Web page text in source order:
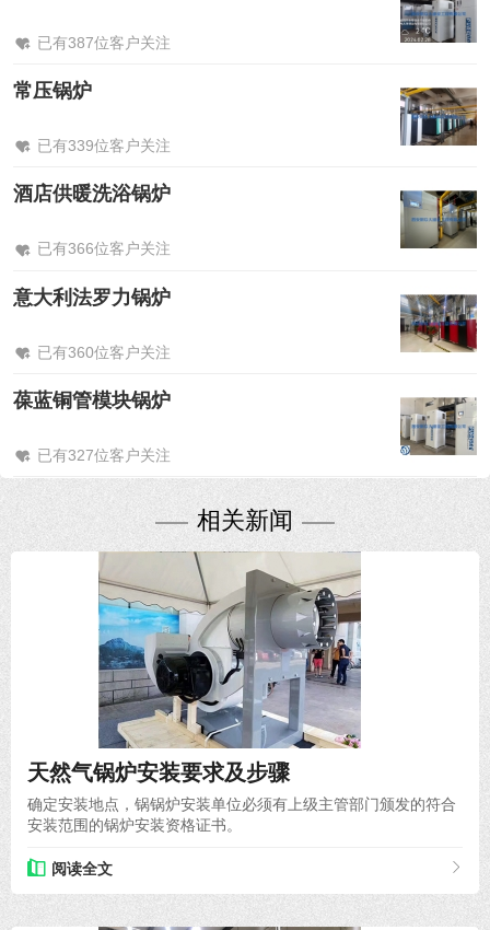
已有387位客户关注
常压锅炉
已有339位客户关注
酒店供暖洗浴锅炉
已有366位客户关注
意大利法罗力锅炉
已有360位客户关注
葆蓝铜管模块锅炉
已有327位客户关注
相关新闻
天然气锅炉安装要求及步骤
确定安装地点，锅锅炉安装单位必须有上级主管部门颁发的符合
安装范围的锅炉安装资格证书。
阅读全文